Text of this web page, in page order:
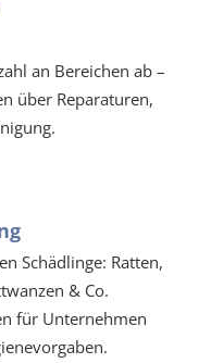
an Bereichen ab –
über Reparaturen,
Schädlinge: Ratten,
& Co.
für Unternehmen